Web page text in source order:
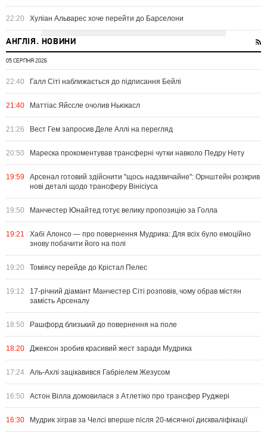
22:20 Хуліан Альварес хоче перейти до Барселони
АНГЛІЯ. НОВИНИ
05 СЕРПНЯ 2026
22:40 Галл Сіті наближається до підписання Бейлі
21:40 Маттіас Яйссле очолив Ньюкасл
21:26 Вест Гем запросив Деле Аллі на перегляд
20:50 Мареска прокоментував трансферні чутки навколо Педру Нету
19:59
Арсенал готовий здійснити "щось надзвичайне": Орнштейн розкрив
нові деталі щодо трансферу Вінісіуса
19:50 Манчестер Юнайтед готує велику пропозицію за Голла
19:21
Хабі Алонсо — про повернення Мудрика: Для всіх було емоційно
знову побачити його на полі
19:20 Томіясу перейде до Крістал Пелес
19:12
17-річний діамант Манчестер Сіті розповів, чому обрав містян
замість Арсеналу
18:50 Рашфорд близький до повернення на поле
18:20 Джексон зробив красивий жест заради Мудрика
17:24 Аль-Ахлі зацікавився Габріелем Жезусом
16:50 Астон Вілла домовилася з Атлетіко про трансфер Руджері
16:30 Мудрик зіграв за Челсі вперше після 20-місячної дискваліфікації